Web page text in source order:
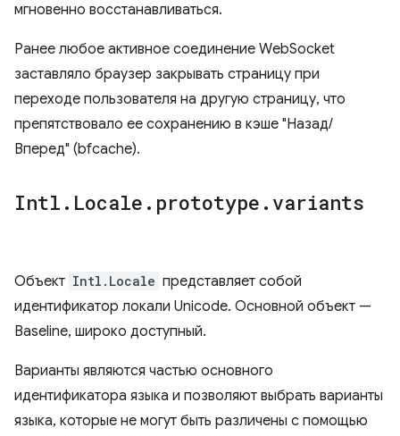
мгновенно восстанавливаться.
Ранее любое активное соединение WebSocket
заставляло браузер закрывать страницу при
переходе пользователя на другую страницу, что
препятствовало ее сохранению в кэше "Назад/
Вперед" (bfcache).
Intl . Locale . prototype . variants
Объект Intl.Locale представляет собой
идентификатор локали Unicode. Основной объект —
Baseline, широко доступный.
Варианты являются частью основного
идентификатора языка и позволяют выбрать варианты
языка, которые не могут быть различены с помощью